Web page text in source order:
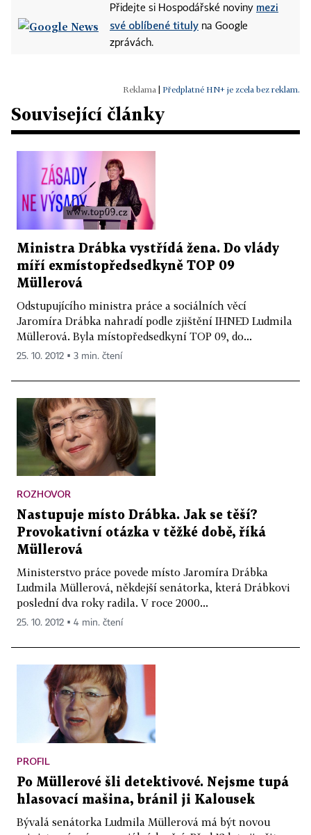
Přidejte si Hospodářské noviny mezi
své oblíbené tituly na Google
zprávách.
Předplatné HN+ je zcela bez reklam.
Související články
Ministra Drábka vystřídá žena. Do vlády
míří exmístopředsedkyně TOP 09
Müllerová
Odstupujícího ministra práce a sociálních věcí
Jaromíra Drábka nahradí podle zjištění IHNED Ludmila
Müllerová. Byla místopředsedkyní TOP 09, do...
25. 10. 2012 ▪ 3 min. čtení
ROZHOVOR
Nastupuje místo Drábka. Jak se těší?
Provokativní otázka v těžké době, říká
Müllerová
Ministerstvo práce povede místo Jaromíra Drábka
Ludmila Müllerová, někdejší senátorka, která Drábkovi
poslední dva roky radila. V roce 2000...
25. 10. 2012 ▪ 4 min. čtení
PROFIL
Po Müllerové šli detektivové. Nejsme tupá
hlasovací mašina, bránil ji Kalousek
Bývalá senátorka Ludmila Müllerová má být novou